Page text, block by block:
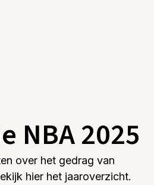
NBA 2025
over het gedrag van
hier het jaaroverzicht.